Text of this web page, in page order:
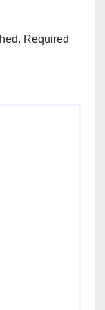
Required